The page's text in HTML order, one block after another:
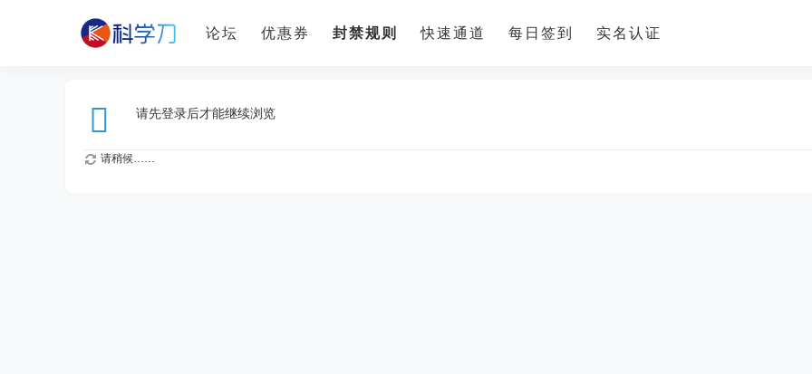
论坛 优惠券 封禁规则 快速通道 每日签到 实名认证
请先登录后才能继续浏览
请稍候……